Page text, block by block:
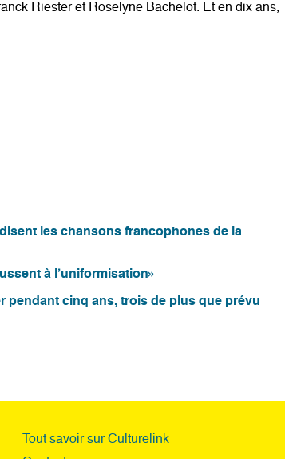
Riester et Roselyne Bachelot. Et en dix ans,
les chansons francophones de la
à l’uniformisation»
pendant cinq ans, trois de plus que prévu
Tout savoir sur Culturelink